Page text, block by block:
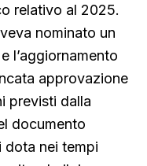
relativo al 2025.
nominato un
l’aggiornamento
approvazione
previsti dalla
documento
dota nei tempi